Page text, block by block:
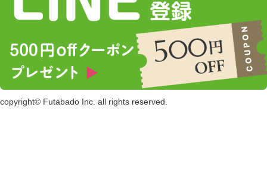
copyright© Futabado Inc. all rights reserved.